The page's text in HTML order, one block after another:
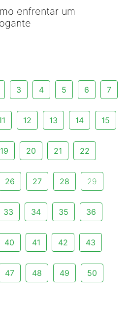
enfrentar um
3 4 5 6 7
12 13 14 15
19 20 21 22
26 27 28 29
33 34 35 36
40 41 42 43
47 48 49 50